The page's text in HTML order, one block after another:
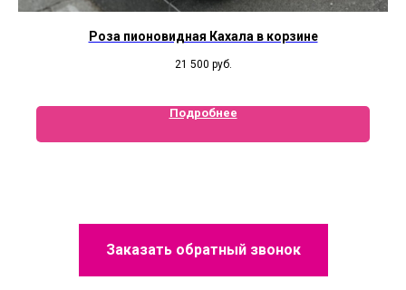
Роза пионовидная Кахала в корзине
21 500 руб.
Подробнее
Заказать обратный звонок